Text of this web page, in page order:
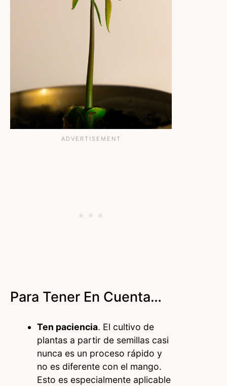
Para Tener En Cuenta…
Ten paciencia. El cultivo de
plantas a partir de semillas casi
nunca es un proceso rápido y
no es diferente con el mango.
Esto es especialmente aplicable